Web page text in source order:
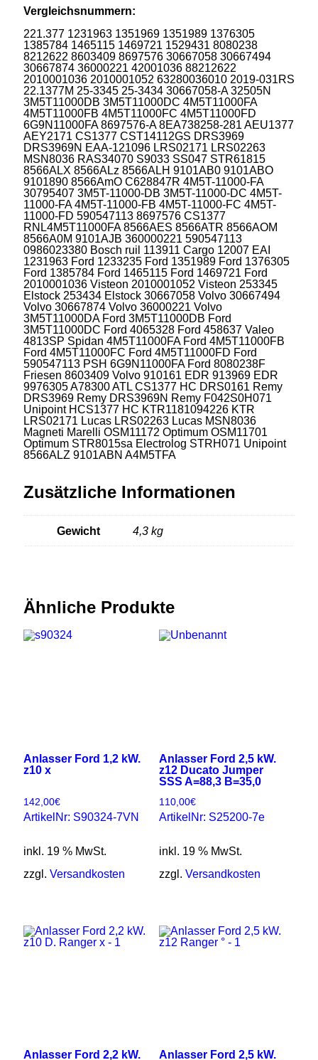
Vergleichsnummern:
221.377 1231963 1351969 1351989 1376305
1385784 1465115 1469721 1529431 8080238
8212622 8603409 8697576 30667058 30667494
30667874 36000221 42001036 88212622
2010001036 2010001052 63280036010 2019-031RS
22.1377M 25-3345 25-3434 30667058-A 32505N
3M5T11000DB 3M5T11000DC 4M5T11000FA
4M5T11000FB 4M5T11000FC 4M5T11000FD
6G9N11000FA 8697576-A 8EA738258-281 AEU1377
AEY2171 CS1377 CST14112GS DRS3969
DRS3969N EAA-121096 LRS02171 LRS02263
MSN8036 RAS34070 S9033 SS047 STR61815
8566ALX 8566ALz 8566ALH 9101AB0 9101ABO
9101890 8566AmO C628847R 4M5T-11000-FA
30795407 3M5T-11000-DB 3M5T-11000-DC 4M5T-
11000-FA 4M5T-11000-FB 4M5T-11000-FC 4M5T-
11000-FD 590547113 8697576 CS1377
RNL4M5T11000FA 8566AES 8566ATR 8566AOM
8566A0M 9101AJB 360000221 590547113
0986023380 Bosch ruil 113911 Cargo 12007 EAI
1231963 Ford 1233235 Ford 1351989 Ford 1376305
Ford 1385784 Ford 1465115 Ford 1469721 Ford
2010001036 Visteon 2010001052 Visteon 253345
Elstock 253434 Elstock 30667058 Volvo 30667494
Volvo 30667874 Volvo 36000221 Volvo
3M5T11000DA Ford 3M5T11000DB Ford
3M5T11000DC Ford 4065328 Ford 458637 Valeo
4813SP Spidan 4M5T11000FA Ford 4M5T11000FB
Ford 4M5T11000FC Ford 4M5T11000FD Ford
590547113 PSH 6G9N11000FA Ford 8080238F
Friesen 8603409 Volvo 910161 EDR 913969 EDR
9976305 A78300 ATL CS1377 HC DRS0161 Remy
DRS3969 Remy DRS3969N Remy F042S0H071
Unipoint HCS1377 HC KTR1181094226 KTR
LRS02171 Lucas LRS02263 Lucas MSN8036
Magneti Marelli OSM11172 Optimum OSM11701
Optimum STR8015sa Electrolog STRH071 Unipoint
8566ALZ 9101ABN A4M5TFA
Zusätzliche Informationen
Gewicht 4,3 kg
Ähnliche Produkte
Anlasser Ford 1,2 kW.
z10 x
142,00€
ArtikelNr: S90324-7VN
inkl. 19 % MwSt.
zzgl. Versandkosten
Anlasser Ford 2,5 kW.
z12 Ducato Jumper
SSS A=88,3 B=35,0
110,00€
ArtikelNr: S25200-7e
inkl. 19 % MwSt.
zzgl. Versandkosten
Anlasser Ford 2,2 kW.
Anlasser Ford 2,5 kW.